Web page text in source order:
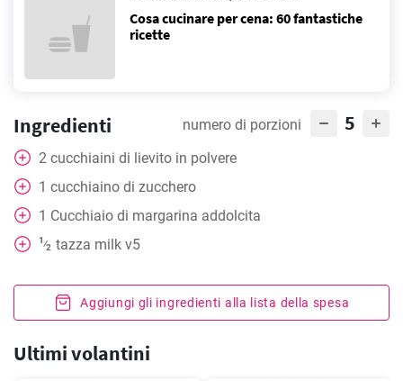
Cosa cucinare per cena: 60 fantastiche
ricette
Ingredienti numero di porzioni 5
2 cucchiaini di lievito in polvere
1 cucchiaino di zucchero
1 Cucchiaio di margarina addolcita
1⁄2 tazza milk v5
Aggiungi gli ingredienti alla lista della spesa
Ultimi volantini